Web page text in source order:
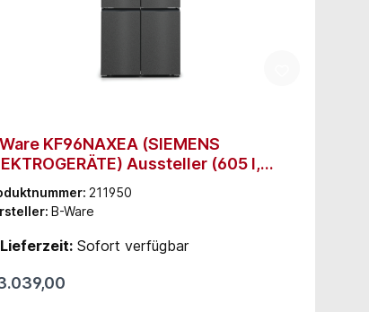
KF96NAXEA (SIEMENS
Aussteller (605 l,
Edelstahl, 38 dB)
211950
B-Ware
Lieferzeit: Sofort verfügbar